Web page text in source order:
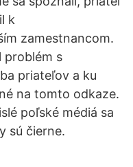
k
zamestnancom.
problém s
priateľov a ku
na tomto odkaze.
poľské médiá sa
sú čierne.